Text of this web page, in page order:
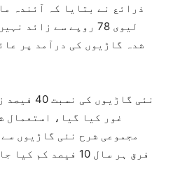
ذرائع نے بتایا کہ آئندہ
لیوی 78 روپے سے
شدہ گاڑیوں کی درآمد پر
نئی
غور کیا گیا، استعمال